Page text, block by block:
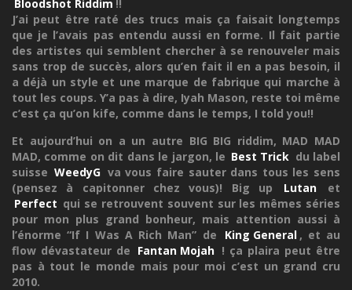
Bloodshot Riddim !!
J’ai peut être raté des trucs mais ça faisait longtemps
que je l’avais pas entendu aussi en forme. Il fait partie
des artistes qui semblent chercher à se renouveler mais
sans trop de succès, alors qu’en fait il en a pas besoin, il
a déjà un style et une marque de fabrique qui marche à
tout les coups. Y’a pas à dire, Iyah Mason, reste toi même
c’est ça qu’on kife, comme dans le temps, I told you!!
Et aujourd’hui on a un autre BIG BIG riddim, MAD MAD
MAD, comme on dit dans le jargon, le Best Trick du label
suisse WeedyG va vous faire sauter dans tous les sens
(pensez à capitonner chez vous)! Big up
Lutan
et
Perfect qui se retrouvent souvent sur les mêmes séries
pour mon plus grand bonheur, mais attention aussi à
l’énorme “If I Was A Rich Man” de
King General , et au
flow dévastateur de Fantan Mojah ! ça plaira peut être
pas à tout le monde mais pour moi c’est un grand cru
2010.